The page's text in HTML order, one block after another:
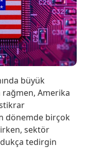
büyük
rağmen, Amerika
dönemde birçok
sektör
tedirgin